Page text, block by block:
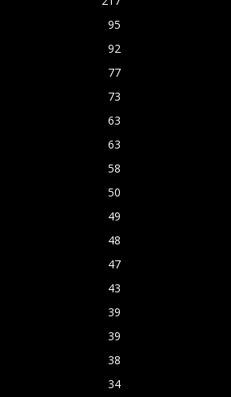
95
92
77
73
63
63
58
50
49
48
47
43
39
39
38
34